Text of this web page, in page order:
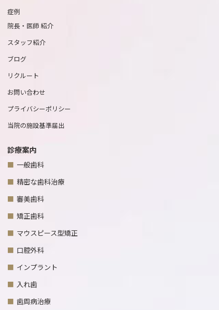
症例
院長・医師 紹介
スタッフ紹介
ブログ
リクルート
お問い合わせ
プライバシーポリシー
当院の施設基準届出
診療案内
一般歯科
精密な歯科治療
審美歯科
矯正歯科
マウスピース型矯正
口腔外科
インプラント
入れ歯
歯周病治療